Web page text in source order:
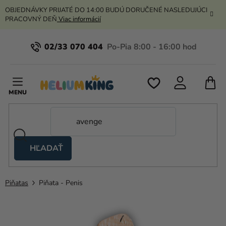
Prejsť
na
OBJEDNÁVKY PRIJATÉ DO 14:00 BUDÚ DORUČENÉ NASLEDUJÚCI
PRACOVNÝ DEŇ Viac informácií
02/33 070 404
HĽADAŤ
stany
Kanekalon
Piňatas Piňata - Penis